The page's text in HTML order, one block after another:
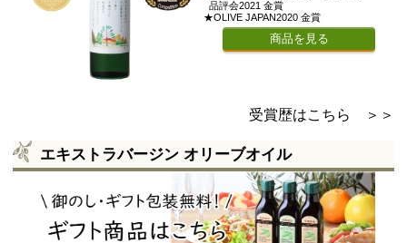
品評会2021 金賞
★OLIVE JAPAN2020 金賞
商品を見る
受賞歴はこちら ＞＞
エキストラバージン オリーブオイル